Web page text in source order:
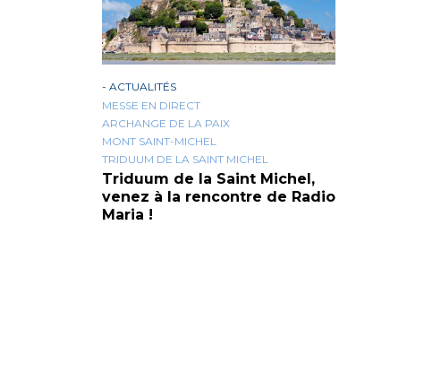
- ACTUALITÉS
MESSE EN DIRECT
ARCHANGE DE LA PAIX
MONT SAINT-MICHEL
TRIDUUM DE LA SAINT MICHEL
Triduum de la Saint Michel,
venez à la rencontre de Radio
Maria !